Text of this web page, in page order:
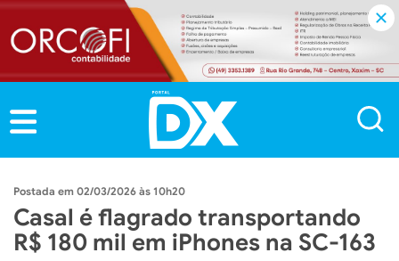
02/03/2026 às 10h20
Casal é flagrado transportando
R$ 180 mil em iPhones na SC-163